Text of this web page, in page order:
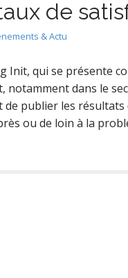
de
& Actu
Init, qui se présente
notamment dans le
publier les résultats
ou de loin à la